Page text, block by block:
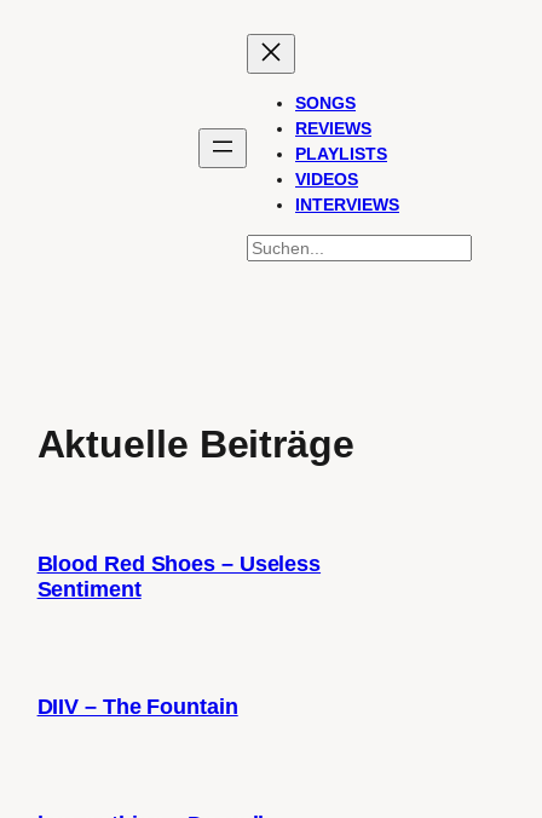
SONGS
REVIEWS
PLAYLISTS
VIDEOS
INTERVIEWS
SUCHEN
Aktuelle Beiträge
Blood Red Shoes – Useless
Sentiment
DIIV – The Fountain